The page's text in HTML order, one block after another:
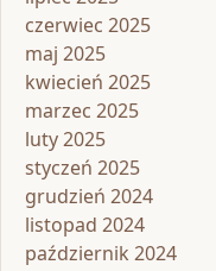
czerwiec 2025
maj 2025
kwiecień 2025
marzec 2025
luty 2025
styczeń 2025
grudzień 2024
listopad 2024
październik 2024